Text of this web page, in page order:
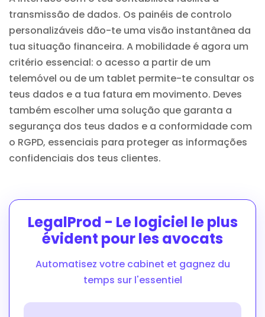
transmissão de dados. Os painéis de controlo
personalizáveis dão-te uma visão instantânea da
tua situação financeira. A mobilidade é agora um
critério essencial: o acesso a partir de um
telemóvel ou de um tablet permite-te consultar os
teus dados e a tua fatura em movimento. Deves
também escolher uma solução que garanta a
segurança dos teus dados e a conformidade com
o RGPD, essenciais para proteger as informações
confidenciais dos teus clientes.
LegalProd - Le logiciel le plus
évident pour les avocats
Automatisez votre cabinet et gagnez du
temps sur l'essentiel